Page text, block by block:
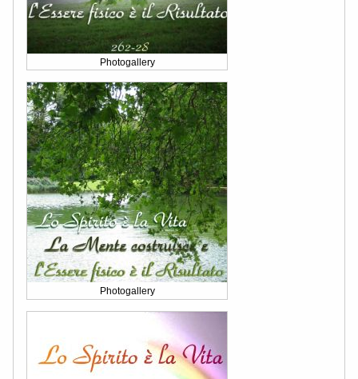
Photogallery
Photogallery